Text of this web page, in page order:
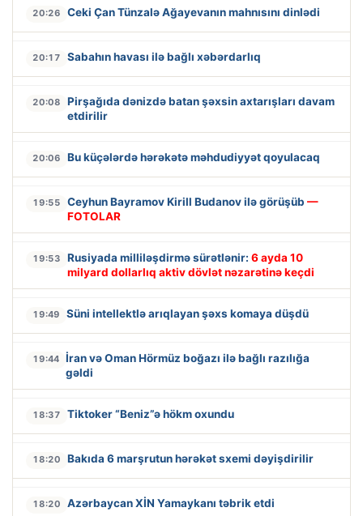
20:26 Ceki Çan Tünzalə Ağayevanın mahnısını dinlədi
20:17 Sabahın havası ilə bağlı xəbərdarlıq
20:08
Pirşağıda dənizdə batan şəxsin axtarışları davam
etdirilir
20:06 Bu küçələrdə hərəkətə məhdudiyyət qoyulacaq
19:55 Ceyhun Bayramov Kirill Budanov ilə görüşüb —
FOTOLAR
19:53 Rusiyada milliləşdirmə sürətlənir: 6 ayda 10
milyard dollarlıq aktiv dövlət nəzarətinə keçdi
19:49 Süni intellektlə arıqlayan şəxs komaya düşdü
19:44 İran və Oman Hörmüz boğazı ilə bağlı razılığa
gəldi
18:37 Tiktoker “Beniz”ə hökm oxundu
18:20 Bakıda 6 marşrutun hərəkət sxemi dəyişdirilir
18:20 Azərbaycan XİN Yamaykanı təbrik etdi